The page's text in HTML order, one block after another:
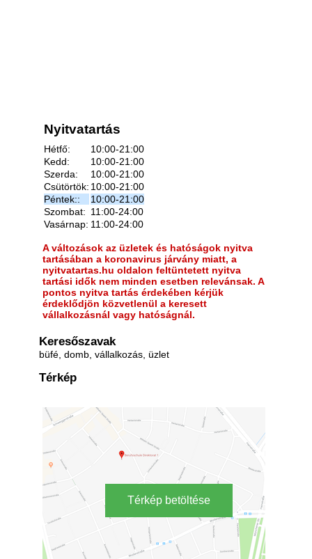
Nyitvatartás
Hétfő:
10:00-21:00
Kedd:
10:00-21:00
Szerda:
10:00-21:00
Csütörtök: 10:00-21:00
Péntek::
10:00-21:00
Szombat: 11:00-24:00
Vasárnap: 11:00-24:00
A változások az üzletek és hatóságok nyitva
tartásában a koronavirus járvány miatt, a
nyitvatartas.hu oldalon feltüntetett nyitva
tartási idők nem minden esetben relevánsak. A
pontos nyitva tartás érdekében kérjük
érdeklődjön közvetlenül a keresett
vállalkozásnál vagy hatóságnál.
Keresőszavak
büfé, domb, vállalkozás, üzlet
Térkép
Térkép betöltése